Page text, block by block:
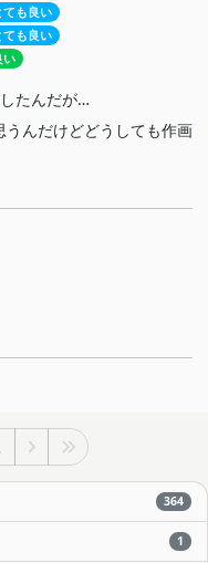
ても良い
ても良い
い
たんだが…
んだけどどうしても作画
364
1